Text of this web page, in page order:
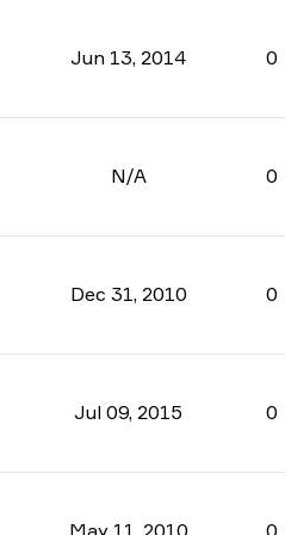
Jun 13, 2014 0
N/A 0
Dec 31, 2010 0
Jul 09, 2015 0
May 11, 2010 0